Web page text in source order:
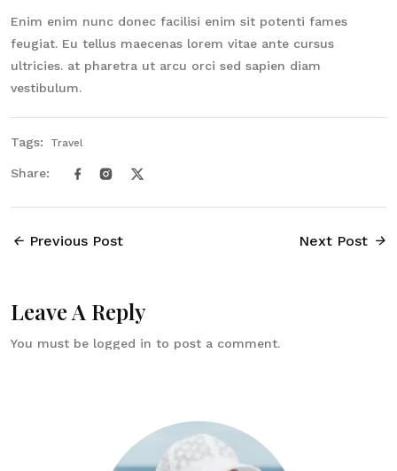
Enim enim nunc donec facilisi enim sit potenti fames
feugiat. Eu tellus maecenas lorem vitae ante cursus
ultricies. at pharetra ut arcu orci sed sapien diam
vestibulum.
Tags: Travel
Share:
Previous Post Next Post
Leave A Reply
You must be logged in to post a comment.